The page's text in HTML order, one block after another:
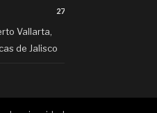
27
Vallarta,
de Jalisco